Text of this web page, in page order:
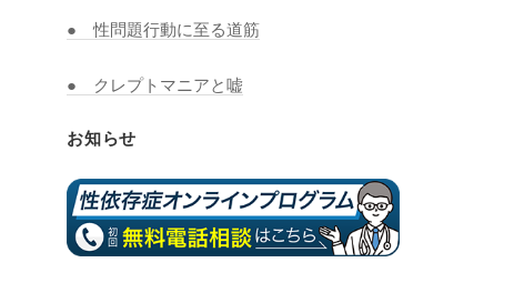
● 性問題行動に至る道筋
● クレプトマニアと嘘
お知らせ